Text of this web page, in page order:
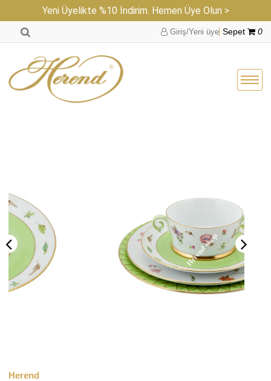
Yeni Üyelikte %10 İndirim. Hemen Üye Olun >
Giriş/Yeni üye Sepet 0
Herend